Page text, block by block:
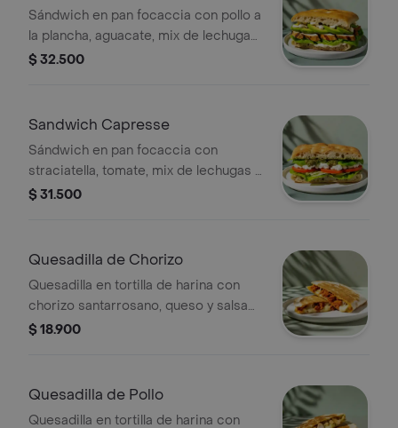
Sándwich en pan focaccia con pollo a
la plancha, aguacate, mix de lechugas
y mayonesa de ajo.
$ 32.500
Sandwich Capresse
Sándwich en pan focaccia con
straciatella, tomate, mix de lechugas y
pesto.
$ 31.500
Quesadilla de Chorizo
Quesadilla en tortilla de harina con
chorizo santarrosano, queso y salsa
verde
$ 18.900
Quesadilla de Pollo
Quesadilla en tortilla de harina con